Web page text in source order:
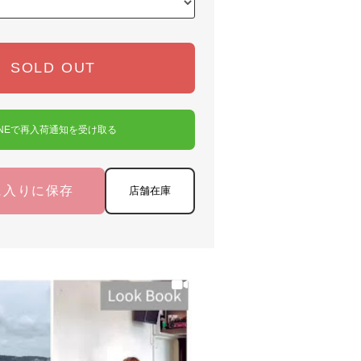
SOLD OUT
で再入荷通知を受け取る
りに保存 店舗在庫